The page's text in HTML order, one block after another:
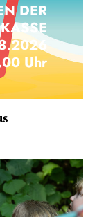
DER
Uhr